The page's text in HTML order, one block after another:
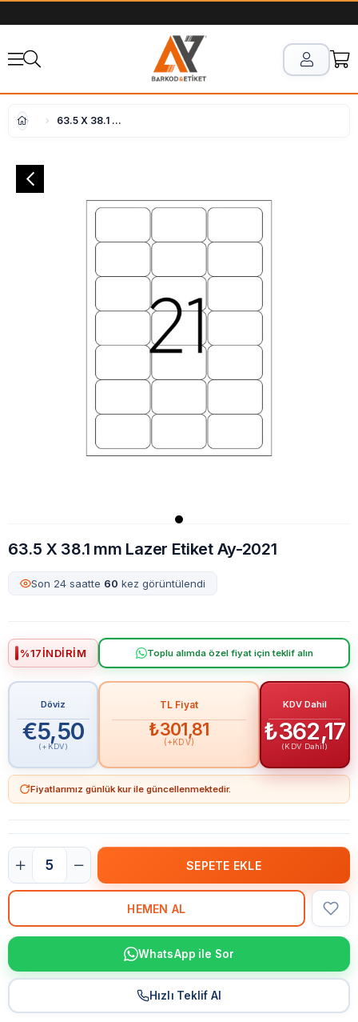
63.5 X 38.1 mm Lazer Etiket Ay-2021
63.5 X 38.1 mm Lazer Etiket Ay-2021
Son 24 saatte 60 kez görüntülendi
%17İNDIRIM Toplu alımda özel fiyat için teklif alın
Döviz
€5,50
(+KDV)
TL Fiyat
₺301,81
(+KDV)
KDV Dahil
₺362,17
(KDV Dahil)
Fiyatlarımız günlük kur ile güncellenmektedir.
WhatsApp ile Sor
Hızlı Teklif Al